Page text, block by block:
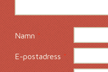
Namn *
E-postadress*